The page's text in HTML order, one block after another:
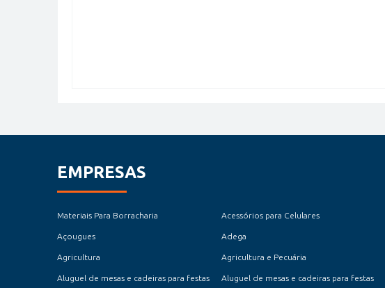
EMPRESAS
Materiais Para Borracharia Acessórios para Celulares
Açougues Adega
Agricultura Agricultura e Pecuária
Aluguel de mesas e cadeiras para festas Aluguel de mesas e cadeiras para festas